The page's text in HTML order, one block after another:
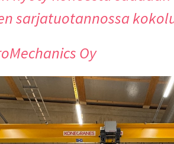
sarjatuotannossa
Oy